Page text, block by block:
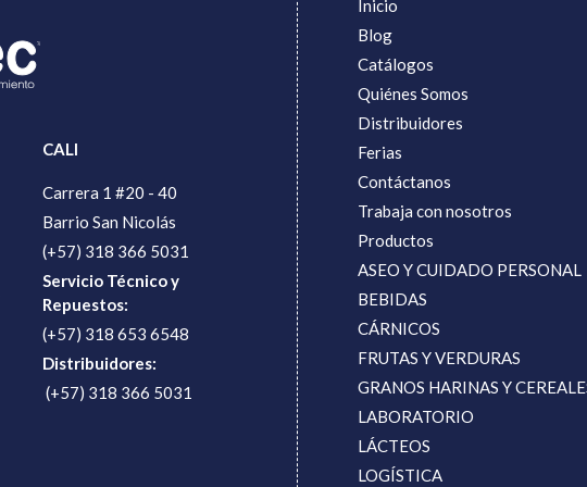
CALI
Carrera 1 #20 - 40
Barrio San Nicolás
(+57) 318 366 5031
Servicio Técnico y
Repuestos:
(+57) 318 653 6548
Distribuidores:
(+57) 318 366 5031
Inicio
Blog
Catálogos
Quiénes Somos
Distribuidores
Ferias
Contáctanos
Trabaja con nosotros
Productos
ASEO Y CUIDADO PERSONAL
BEBIDAS
CÁRNICOS
FRUTAS Y VERDURAS
GRANOS HARINAS Y
LABORATORIO
LÁCTEOS
LOGÍSTICA